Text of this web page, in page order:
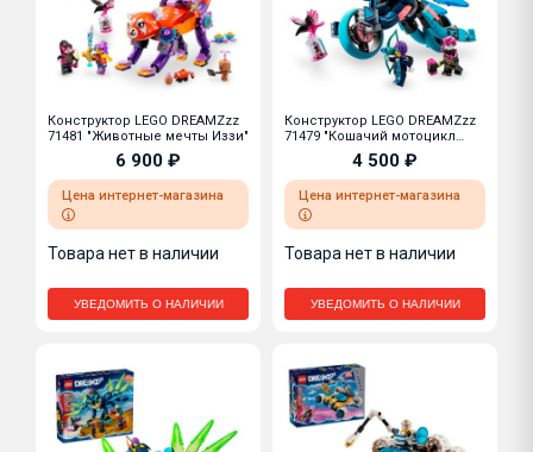
Конструктор LEGO DREAMZzz
71481 "Животные мечты Иззи"
6 900 ₽
Цена интернет-магазина
Товара нет в наличии
УВЕДОМИТЬ О НАЛИЧИИ
Конструктор LEGO DREAMZzz
71479 "Кошачий мотоцикл
4 500 ₽
Цена интернет-магазина
Товара нет в наличии
УВЕДОМИТЬ О НАЛИЧИИ